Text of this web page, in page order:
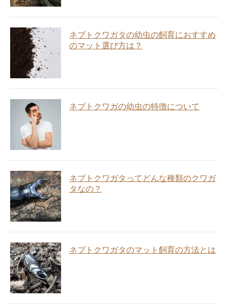
ネブトクワガタの幼虫の飼育におすすめ
のマット選び方は？
ネブトクワガの幼虫の特徴について
ネブトクワガタってどんな種類のクワガ
タなの？
ネブトクワガタのマット飼育の方法とは